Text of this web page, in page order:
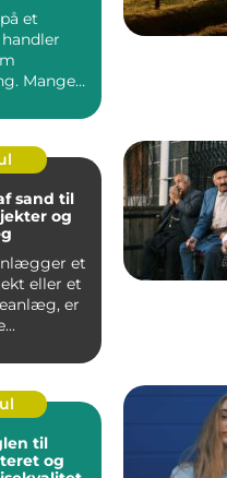
et
Mange
et fr...
sand til
og
et
eller et
er
og